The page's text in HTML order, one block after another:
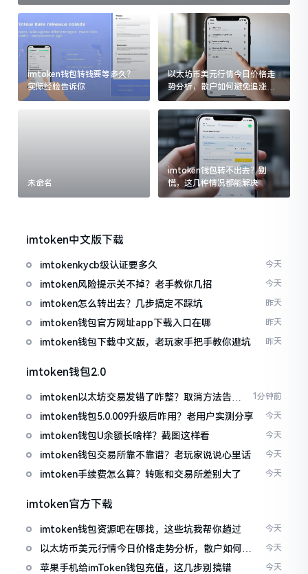
imtoken钱包转钱要等多久？
实际经验告诉你
以太坊币美元行情今日价格走
势分析，散户如何避免追涨杀
跌被套牢
未命名
imtoken钱包转不出去？别
慌，这几种情况都能解决
imtoken中文版下载
imtokenkycb级认证要多久 今天
imtoken风险提示关不掉？老手教你几招 今天
imtoken怎么转出去？几步搞定不踩坑 昨天
imtoken钱包官方网址app下载入口在哪 昨天
imtoken钱包下载中文版，老玩家手把手教你避坑 昨天
imtoken钱包2.0
imtoken以太坊交易发错了咋整？取消方法告诉
你
1分钟前
imtoken钱包5.0.009升级后咋用？老用户实测分享 今天
imtoken钱包U余额长啥样？截图这样看 今天
imtoken钱包交易所靠不靠谱？老玩家说说心里话 今天
imtoken手续费怎么算？转账和交易所差别大了 今天
imtoken官方下载
imtoken钱包资源吧在哪找，这些坑我帮你趟过 今天
以太坊币美元行情今日价格走势分析，散户如何避
免追涨杀跌被套牢
今天
苹果手机给imToken钱包充值，这几步别搞错 今天